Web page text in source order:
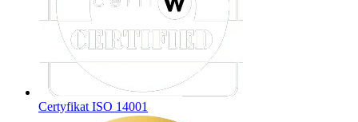
Certyfikat ISO 14001